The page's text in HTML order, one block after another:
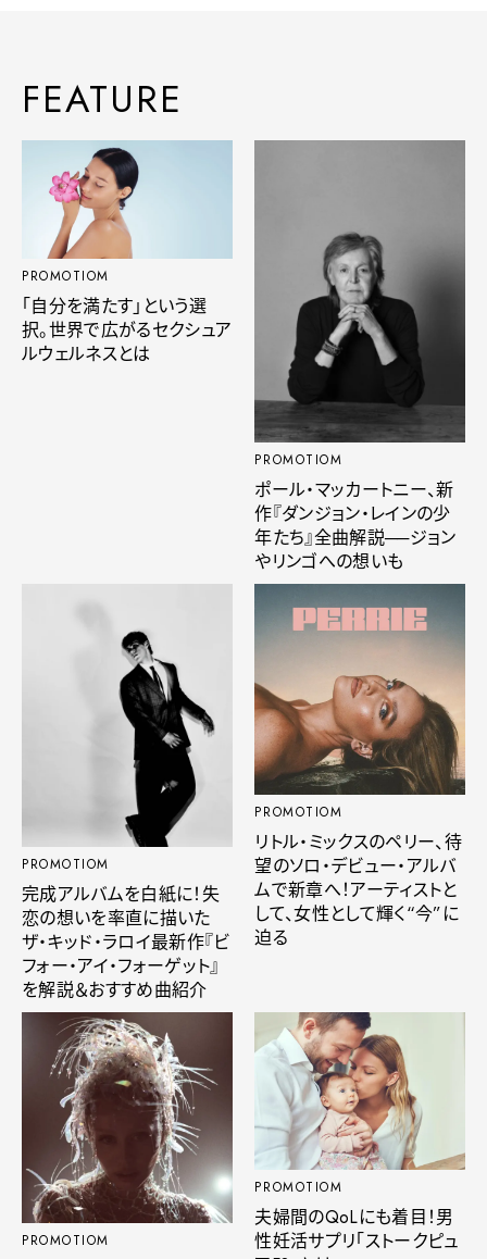
FEATURE
PROMOTIOM
「自分を満たす」という選
択。世界で広がるセクシュア
ルウェルネスとは
PROMOTIOM
ポール・マッカートニー、新
作『ダンジョン・レインの少
年たち』全曲解説──ジョン
やリンゴへの想いも
PROMOTIOM
完成アルバムを白紙に！失
恋の想いを率直に描いた
ザ・キッド・ラロイ最新作『ビ
フォー・アイ・フォーゲット』
を解説＆おすすめ曲紹介
PROMOTIOM
リトル・ミックスのペリー、待
望のソロ・デビュー・アルバ
ムで新章へ！アーティストと
して、女性として輝く“今”に
迫る
PROMOTIOM
PROMOTIOM
夫婦間のQoLにも着目！男
性妊活サプリ「ストークピュ